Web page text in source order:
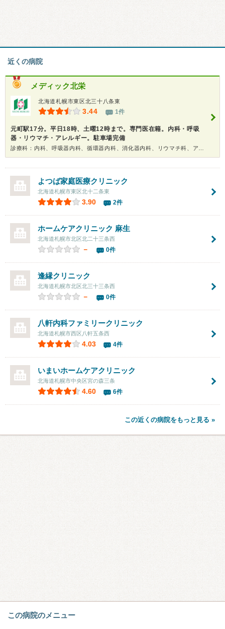
近くの病院
メディック北栄
北海道札幌市東区北三十八条東
3.44 1件
元町駅17分。平日18時、土曜12時まで。専門医在籍。内科・呼吸
器・リウマチ・アレルギー。駐車場完備
よつば家庭医療クリニック
北海道札幌市東区北十二条東
3.90 2件
ホームケアクリニック 麻生
北海道札幌市北区北二十三条西
－ 0件
逢縁クリニック
北海道札幌市北区北三十三条西
－ 0件
八軒内科ファミリークリニック
北海道札幌市西区八軒五条西
4.03 4件
いまいホームケアクリニック
北海道札幌市中央区宮の森三条
4.60 6件
この近くの病院をもっと見る »
この病院のメニュー